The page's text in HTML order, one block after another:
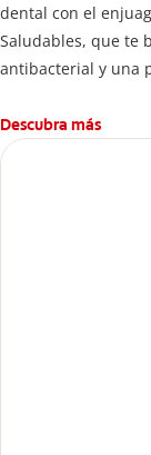
dental con el
Saludables, que te
antibacterial y una
*Protección usando
**Ayuda a
causados por
Descubra más